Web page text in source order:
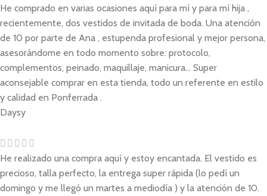
He comprado en varias ocasiones aquí para mí y para mí hija ,
recientemente, dos vestidos de invitada de boda. Una atención
de 10 por parte de Ana , estupenda profesional y mejor persona,
asesorándome en todo momento sobre: protocolo,
complementos, peinado, maquillaje, manicura... Super
aconsejable comprar en esta tienda, todo un referente en estilo
y calidad en Ponferrada .
Daysy
He realizado una compra aquí y estoy encantada. El vestido es
precioso, talla perfecto, la entrega super rápida (lo pedí un
domingo y me llegó un martes a mediodía ) y la atención de 10.